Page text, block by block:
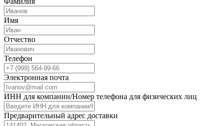
Имя
Отчество
Телефон
Электронная почта
ИНН для компании/Номер телефона для физических лиц
Предварительный адрес доставки